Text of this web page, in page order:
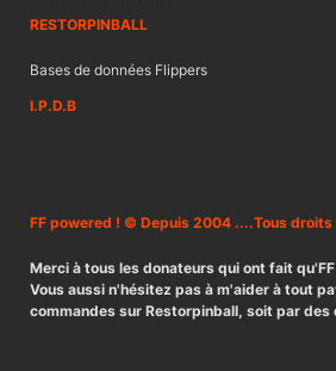
RESTORPINBALL
Bases de données Flippers
I.P.D.B
FF powered ! © Depuis 2004 ....Tous droits
Merci à tous les donateurs qui ont fait
Vous aussi n'hésitez pas à m'aider à tout
commandes sur Restorpinball, soit par des